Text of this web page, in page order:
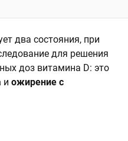
два состояния, при
для решения
доз витамина D: это
и ожирение с